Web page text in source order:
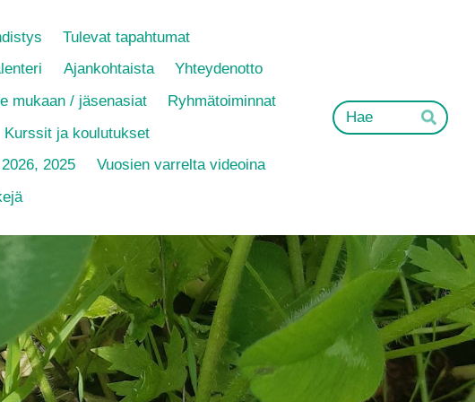
Tulevat tapahtumat
Ajankohtaista
Yhteydenotto
mukaan / jäsenasiat
Ryhmätoiminnat
Kurssit ja koulutukset
2025
Vuosien varrelta videoina
Hae